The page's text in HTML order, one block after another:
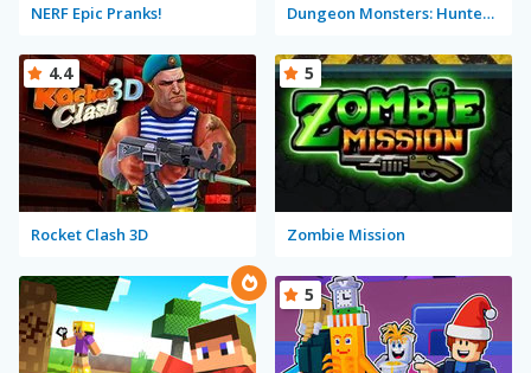
NERF Epic Pranks! Dungeon Monsters: Hunter Willie
Rocket Clash 3D
4.4
Zombie Mission
5
5